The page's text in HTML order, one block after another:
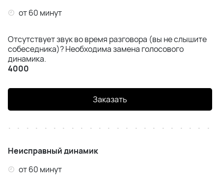
от 60 минут
Отсутствует звук во время разговора (вы не слышите
собеседника)? Необходима замена голосового
динамика.
4000
Заказать
Неисправный динамик
от 60 минут